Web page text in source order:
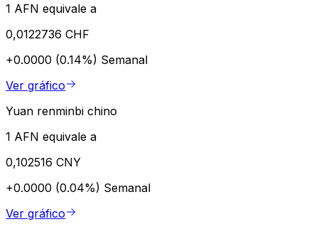
1 AFN equivale a
0,0122736 CHF
+0.0000 (0.14%) Semanal
Ver gráfico
Yuan renminbi chino
1 AFN equivale a
0,102516 CNY
+0.0000 (0.04%) Semanal
Ver gráfico